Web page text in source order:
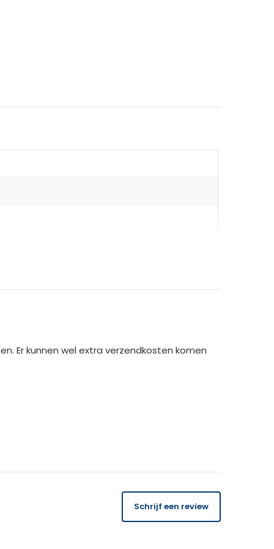
Er kunnen wel extra verzendkosten komen
gecrediteerd. Bij ontvangst van
binnen 14 dagen de kosten van het
Schrijf een review